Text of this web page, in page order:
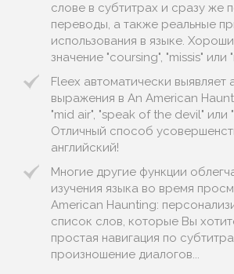
слове в субтитрах и сразу же
переводы, а также реальные
использования в языке.
значение "coursing", "missis" или
Fleex автоматически выявляет
выражения в An American
"mid air", "speak of the devil" или
Отличный способ
английский!
Многие другие функции
изучения языка во время
American Haunting:
список слов, которые Вы
простая навигация по
произношение диалогов...